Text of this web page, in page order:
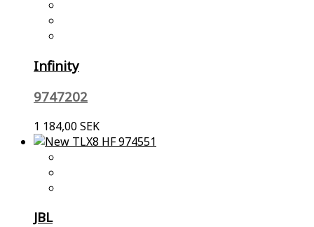
Infinity
9747202
1 184,00 SEK
JBL